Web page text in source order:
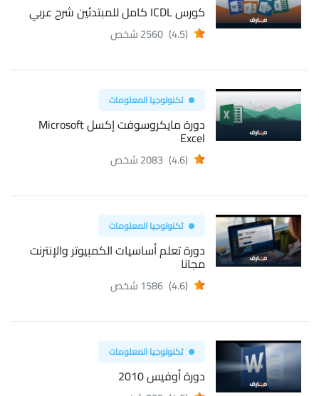
كورس ICDL كامل للمبتدئين شرح عربي
(4.5) 2560 شخص
تكنولوجيا المعلومات
دورة مايكروسوفت إكسل Microsoft
Excel
(4.6) 2083 شخص
تكنولوجيا المعلومات
دورة تعلم أساسيات الكمبيوتر والإنترنت
مجانا
(4.6) 1586 شخص
تكنولوجيا المعلومات
دورة أوفيس 2010